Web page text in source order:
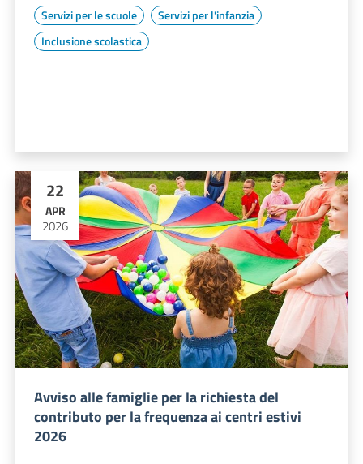
Servizi per le scuole
Servizi per l'infanzia
Inclusione scolastica
22
APR
2026
Avviso alle famiglie per la richiesta del
contributo per la frequenza ai centri estivi
2026